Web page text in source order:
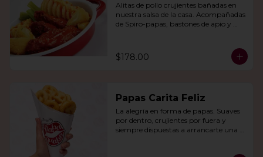
Alitas de pollo crujientes bañadas en
nuestra salsa de la casa. Acompañadas
de Spiro-papas, bastones de apio y
$178.00
Papas Carita Feliz
La alegría en forma de papas. Suaves
por dentro, crujientes por fuera y
siempre dispuestas a arrancarte una